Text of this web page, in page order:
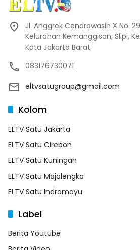
Jl. Anggrek Cendrawasih X No.
Kelurahan Kemanggisan, Slipi,
Kota Jakarta Barat
083176730071
eltvsatugroup@gmail.com
Kolom
ELTV Satu Jakarta
ELTV Satu Cirebon
ELTV Satu Kuningan
ELTV Satu Majalengka
ELTV Satu Indramayu
Label
Berita Youtube